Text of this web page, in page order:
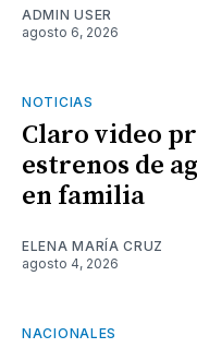
ADMIN USER
agosto 6, 2026
NOTICIAS
Claro video
estrenos de
en familia
ELENA MARÍA CRUZ
agosto 4, 2026
NACIONALES